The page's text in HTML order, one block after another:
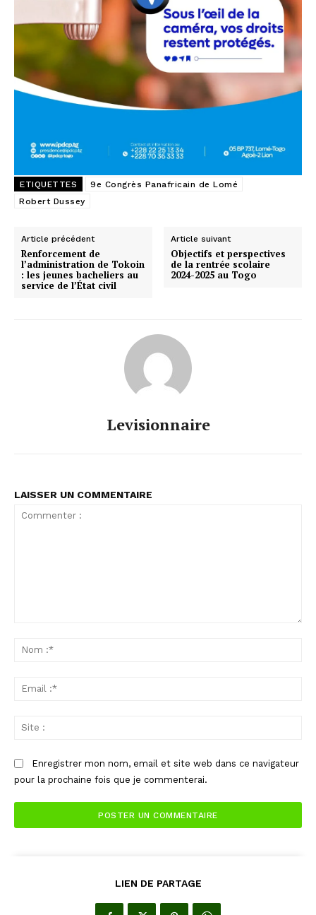
ETIQUETTES
9e Congrès Panafricain de Lomé
Robert Dussey
Article précédent
Renforcement de
l’administration de Tokoin
: les jeunes bacheliers au
service de l’État civil
Article suivant
Objectifs et perspectives
de la rentrée scolaire
2024-2025 au Togo
Levisionnaire
LAISSER UN COMMENTAIRE
Enregistrer mon nom, email et site web dans ce navigateur
pour la prochaine fois que je commenterai.
LIEN DE PARTAGE